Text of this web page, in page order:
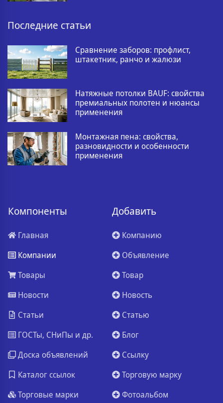
Последние статьи
Сравнение заборов: профлист,
штакетник, ранчо и жалюзи
Натяжные потолки BAUF: свойства
премиальных полотен и нюансы
применения
Монтажная пена: свойства,
разновидности и особенности
применения
Компоненты
Главная
Компании
Товары
Новости
Статьи
ГОСТы, СНиПы и др.
Доска объявлений
Каталог ссылок
Торговые марки
Добавить
Компанию
Объявление
Товар
Новость
Статью
Блог
Ссылку
Торговую марку
Фотоальбом